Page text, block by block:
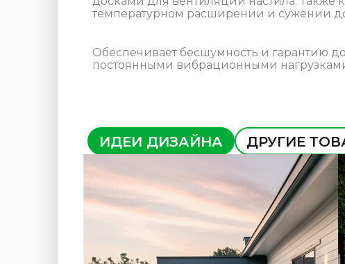
температурном расширении и сужении
Обеспечивает бесшумность и гарантию
постоянными вибрационными
ИДЕИ ДИЗАЙНА ДРУГИЕ